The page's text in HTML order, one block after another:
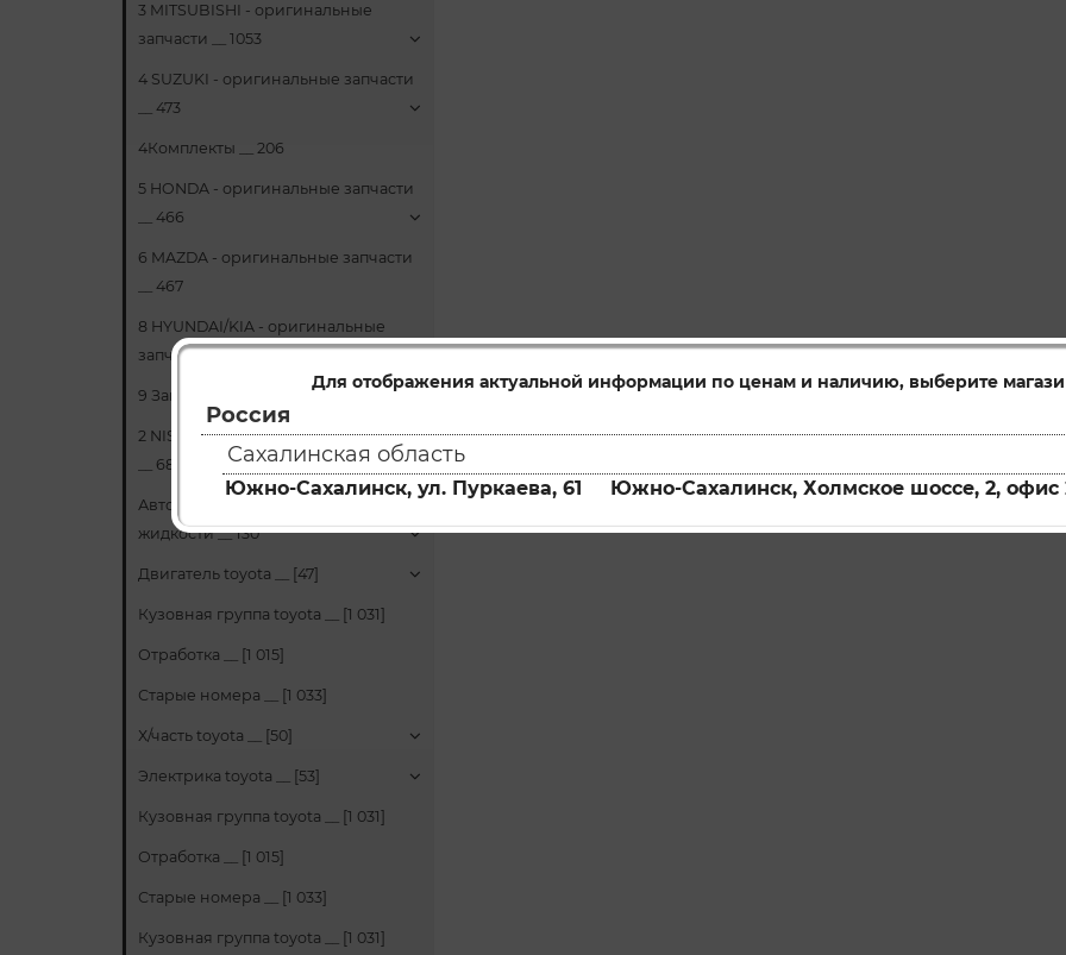
Для отображения актуальной информации по ценам и наличию, выберите
Россия
Сахалинская область
Южно-Сахалинск, ул. Пуркаева, 61 Южно-Сахалинск, Холмское шоссе, 2, офис
3 MITSUBISHI - оригинальные
запчасти __ 1053
4 SUZUKI - оригинальные запчасти
__ 473
4Комплекты __ 206
5 HONDA - оригинальные запчасти
__ 466
6 MAZDA - оригинальные запчасти
__ 467
8 HYUNDAI/KIA - оригинальные
запчасти __ 24
9 Запчасти НЕОРИГИНАЛ __ 66
2 NISSAN - оригинальные запчасти
__ 681
Автомасла и технические
жидкости __ 130
Двигатель toyota __ [47]
Кузовная группа toyota __ [1 031]
Отработка __ [1 015]
Старые номера __ [1 033]
Х/часть toyota __ [50]
Электрика toyota __ [53]
Кузовная группа toyota __ [1 031]
Отработка __ [1 015]
Старые номера __ [1 033]
Кузовная группа toyota __ [1 031]